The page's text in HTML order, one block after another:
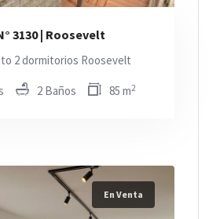
3130 | Roosevelt
2 dormitorios Roosevelt
2 Baños 85 m2
En Venta